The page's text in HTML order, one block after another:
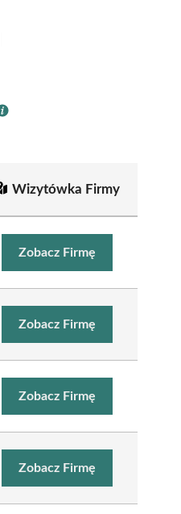
Wizytówka Firmy
Zobacz Firmę
Zobacz Firmę
Zobacz Firmę
Zobacz Firmę